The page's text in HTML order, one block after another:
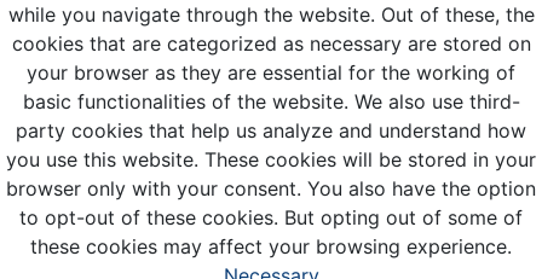
while you navigate through the website. Out of these, the
cookies that are categorized as necessary are stored on
your browser as they are essential for the working of
basic functionalities of the website. We also use third-
party cookies that help us analyze and understand how
you use this website. These cookies will be stored in your
browser only with your consent. You also have the option
to opt-out of these cookies. But opting out of some of
these cookies may affect your browsing experience.